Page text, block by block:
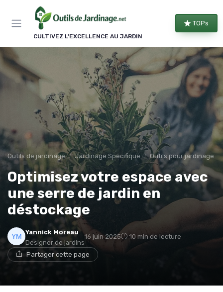
CULTIVEZ L'EXCELLENCE AU JARDIN
TOPs
Outils de jardinage Jardinage Spécifique Outils pour jardinage
Optimisez votre espace avec
une serre de jardin en
déstockage
Yannick Moreau
Designer de jardins
16 juin 2025 10 min de lecture
Partager cette page
Panneau de gestion des cookies